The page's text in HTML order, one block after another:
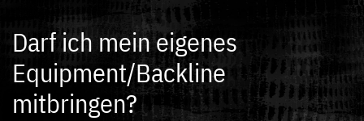
Darf ich mein eigenes
Equipment/Backline
mitbringen?